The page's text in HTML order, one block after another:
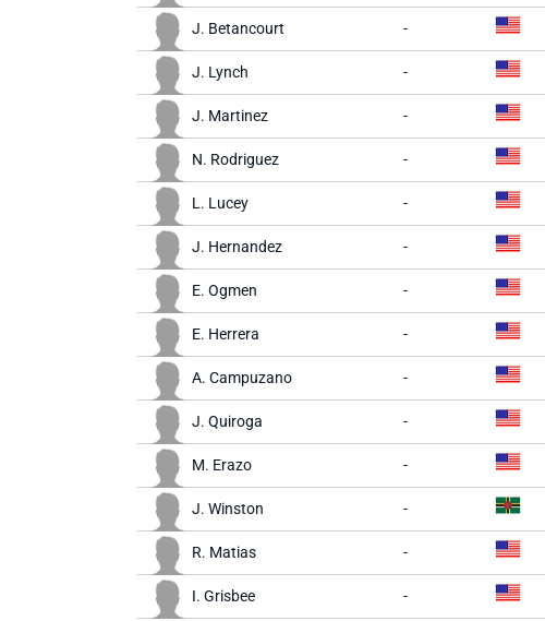
J. Betancourt -
J. Lynch -
J. Martinez -
N. Rodriguez -
L. Lucey -
J. Hernandez -
E. Ogmen -
E. Herrera -
A. Campuzano -
J. Quiroga -
M. Erazo -
J. Winston -
R. Matias -
I. Grisbee -